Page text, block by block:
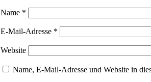
Name *
E-Mail-Adresse *
Website
Name, E-Mail-Adresse und Website in